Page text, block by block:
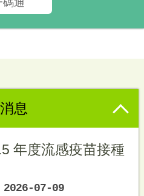
息
年度流感疫苗接種
2026-07-09